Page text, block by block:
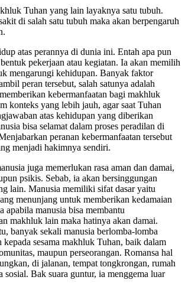
Tuhan yang lain layaknya satu tubuh.
di salah satu tubuh maka akan berpengaruh
pekerjaan atau kegiatan. Ia akan memilih
mengarungi kehidupan. Banyak faktor
peran tersebut, salah satunya adalah
kebermanfaatan bagi makhluk
konteks yang lebih jauh, agar saat Tuhan
atas kehidupan yang diberikan
bisa selamat dalam proses peradilan di
peranan kebermanfaatan tersebut
menjadi hakimnya sendiri.
juga memerlukan rasa aman dan damai,
psikis. Sebab, ia akan bersinggungan
lain. Manusia memiliki sifat dasar yaitu
menunjang untuk memberikan kedamaian
apabila manusia bisa membantu
makhluk lain maka hatinya akan damai.
banyak sekali manusia berlomba-lomba
sesama makhluk Tuhan, baik dalam
maupun perseorangan. Romansa hal
di jalanan, tempat tongkrongan, rumah
sosial. Bak suara guntur, ia menggema luar